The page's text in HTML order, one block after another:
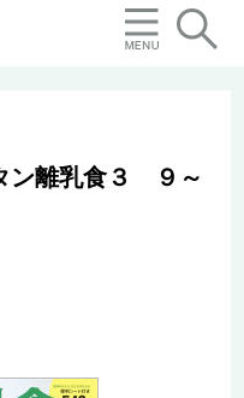
ン離乳食３ ９～